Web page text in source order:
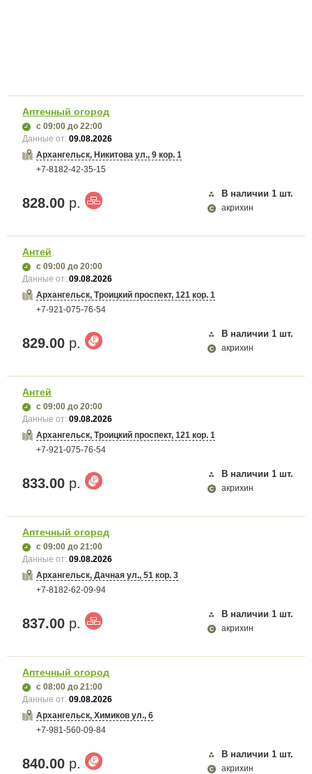
Аптечный огород
с 09:00 до 22:00
Данные от:09.08.2026
Архангельск, Никитова ул., 9 кор. 1
+7-8182-42-35-15
828.00 р.
В наличии 1 шт.
акрихин
Антей
с 09:00 до 20:00
Данные от:09.08.2026
Архангельск, Троицкий проспект, 121 кор. 1
+7-921-075-76-54
829.00 р.
В наличии 1 шт.
акрихин
Антей
с 09:00 до 20:00
Данные от:09.08.2026
Архангельск, Троицкий проспект, 121 кор. 1
+7-921-075-76-54
833.00 р.
В наличии 1 шт.
акрихин
Аптечный огород
с 09:00 до 21:00
Данные от:09.08.2026
Архангельск, Дачная ул., 51 кор. 3
+7-8182-62-09-94
837.00 р.
В наличии 1 шт.
акрихин
Аптечный огород
с 08:00 до 21:00
Данные от:09.08.2026
Архангельск, Химиков ул., 6
+7-981-560-09-84
840.00 р.
В наличии 1 шт.
акрихин